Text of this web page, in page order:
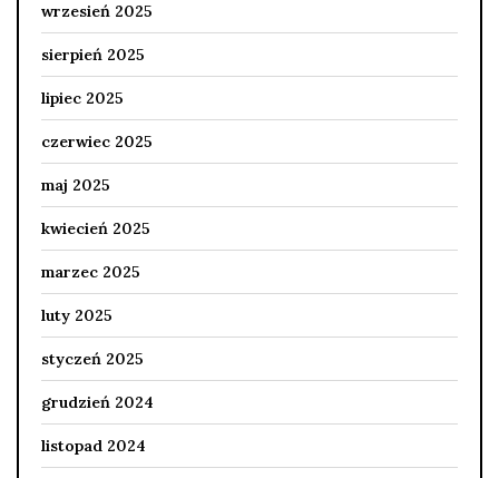
wrzesień 2025
sierpień 2025
lipiec 2025
czerwiec 2025
maj 2025
kwiecień 2025
marzec 2025
luty 2025
styczeń 2025
grudzień 2024
listopad 2024